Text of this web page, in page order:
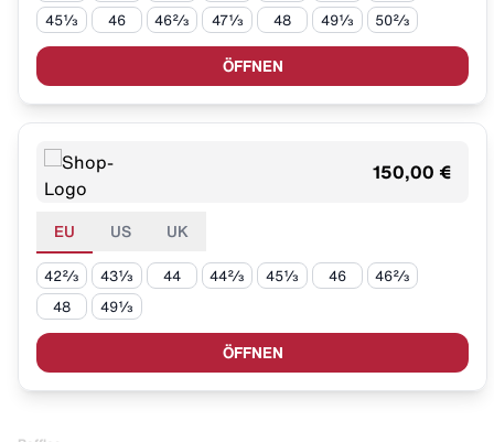
45⅓ 46 46⅔ 47⅓ 48 49⅓ 50⅔
ÖFFNEN
150,00 €
EU US UK
42⅔ 43⅓ 44 44⅔ 45⅓ 46 46⅔
48 49⅓
ÖFFNEN